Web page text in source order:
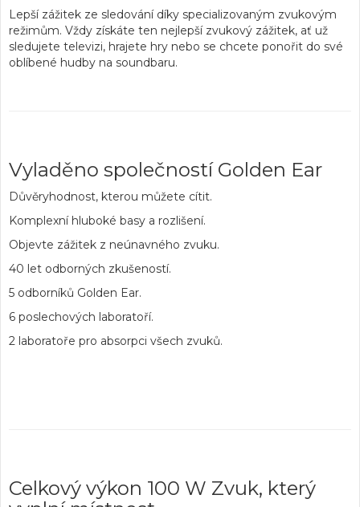
Lepší zážitek ze sledování díky specializovaným zvukovým
režimům. Vždy získáte ten nejlepší zvukový zážitek, ať už
sledujete televizi, hrajete hry nebo se chcete ponořit do své
oblíbené hudby na soundbaru.
Vyladěno společností Golden Ear
Důvěryhodnost, kterou můžete cítit.
Komplexní hluboké basy a rozlišení.
Objevte zážitek z neúnavného zvuku.
40 let odborných zkušeností.
5 odborníků Golden Ear.
6 poslechových laboratoří.
2 laboratoře pro absorpci všech zvuků.
Celkový výkon 100 W Zvuk, který